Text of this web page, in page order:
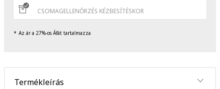
CSOMAGELLENŐRZÉS KÉZBESÍTÉSKOR
Az ár a 27%-os Áfát tartalmazza
Termékleírás